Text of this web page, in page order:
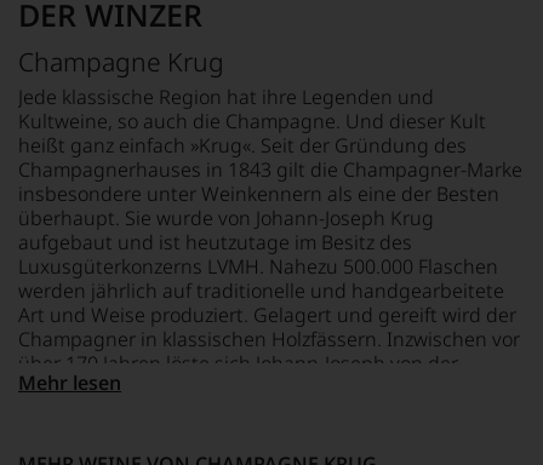
Weinjournalisten
Fachpublikationen
unseren
Aussendungen
oder
in
unserem
Webshop,
um
zu
unterstreichen,
auf
welch
hohem
Niveau
12,5 % Vol.
DER WINZER
Champagne Krug
Jede klassische Region hat ihre Legenden und
Kultweine, so auch die Champagne. Und dieser Kult
heißt ganz einfach »Krug«. Seit der Gründung des
Champagnerhauses in 1843 gilt die Champagner-Marke
insbesondere unter Weinkennern als eine der Besten
überhaupt. Sie wurde von Johann-Joseph Krug
aufgebaut und ist heutzutage im Besitz des
Luxusgüterkonzerns LVMH. Nahezu 500.000 Flaschen
werden jährlich auf traditionelle und handgearbeitete
Art und Weise produziert. Gelagert und gereift wird der
Champagner in klassischen Holzfässern. Inzwischen vor
über 170 Jahren löste sich Johann-Joseph von der
seinerzeit traditionellen Denkweise, um seine Vision,
Mehr lesen